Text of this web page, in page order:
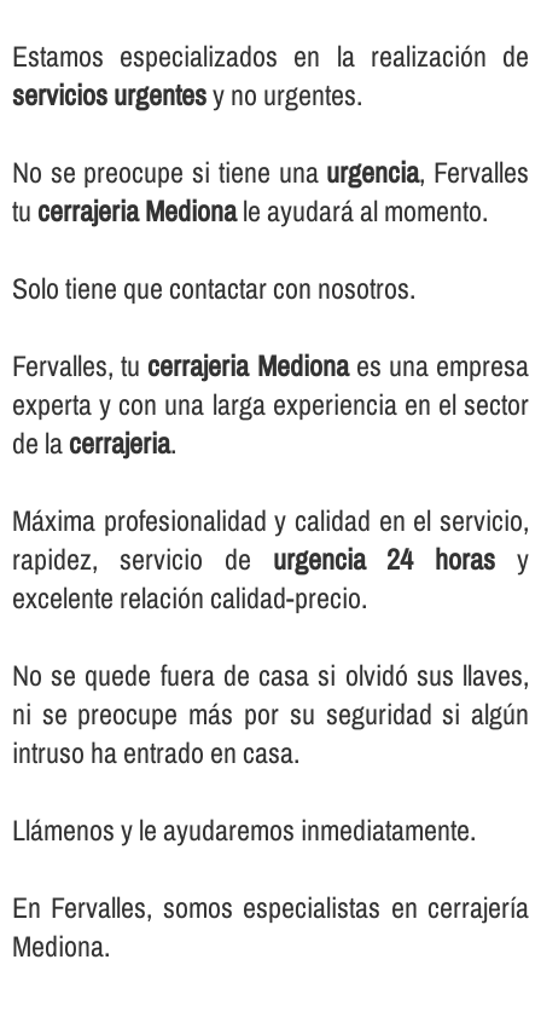
Estamos especializados en la realización de
servicios urgentesy no urgentes.
No se preocupe si tiene una urgencia, Fervalles
tucerrajeria Medionale ayudará al momento.
Solo tiene que contactar con nosotros.
Fervalles, tucerrajeria Medionaes una empresa
experta y con una larga experiencia en el sector
de lacerrajeria.
Máxima profesionalidad y calidad en el servicio,
rapidez, servicio de urgencia 24 horas y
excelente relación calidad-precio.
No se quede fuera de casa si olvidó sus llaves,
ni se preocupe más por su seguridad si algún
intruso ha entrado en casa.
Llámenos y le ayudaremos inmediatamente.
En Fervalles, somos especialistas en cerrajerí­a
Mediona.